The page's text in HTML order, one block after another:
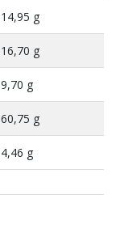
14,95 g
16,70 g
9,70 g
60,75 g
4,46 g